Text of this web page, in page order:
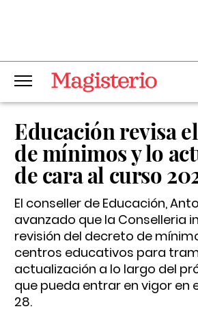
Educación revisa
de mínimos y lo
de cara al curso
El conseller de Educación,
avanzado que la Conselleria
revisión del decreto de
centros educativos para
actualización a lo largo del
que pueda entrar en vigor en
28.